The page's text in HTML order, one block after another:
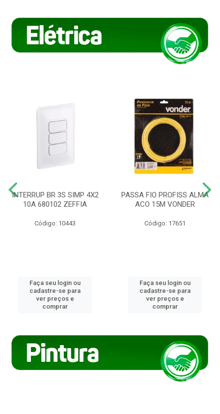
INTERRUP BR 3S SIMP 4X2
10A 680102 ZEFFIA
Código: 10443
Faça seu login ou
cadastre-se para
ver preços e
comprar
PASSA FIO PROFISS ALMA
ACO 15M VONDER
Código: 17651
Faça seu login ou
cadastre-se para
ver preços e
comprar